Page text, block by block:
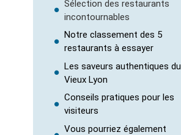
Sélection des restaurants
incontournables
Notre classement des 5
restaurants à essayer
Les saveurs authentiques du
Vieux Lyon
Conseils pratiques pour les
visiteurs
Vous pourriez également